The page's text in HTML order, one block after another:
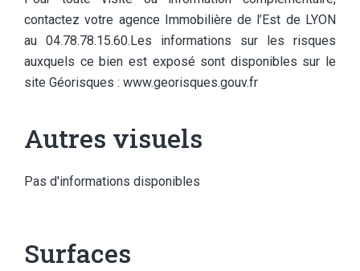
contactez votre agence Immobilière de l’Est de LYON
au 04.78.78.15.60.Les informations sur les risques
auxquels ce bien est exposé sont disponibles sur le
site Géorisques : www.georisques.gouv.fr
Autres visuels
Pas d'informations disponibles
Surfaces